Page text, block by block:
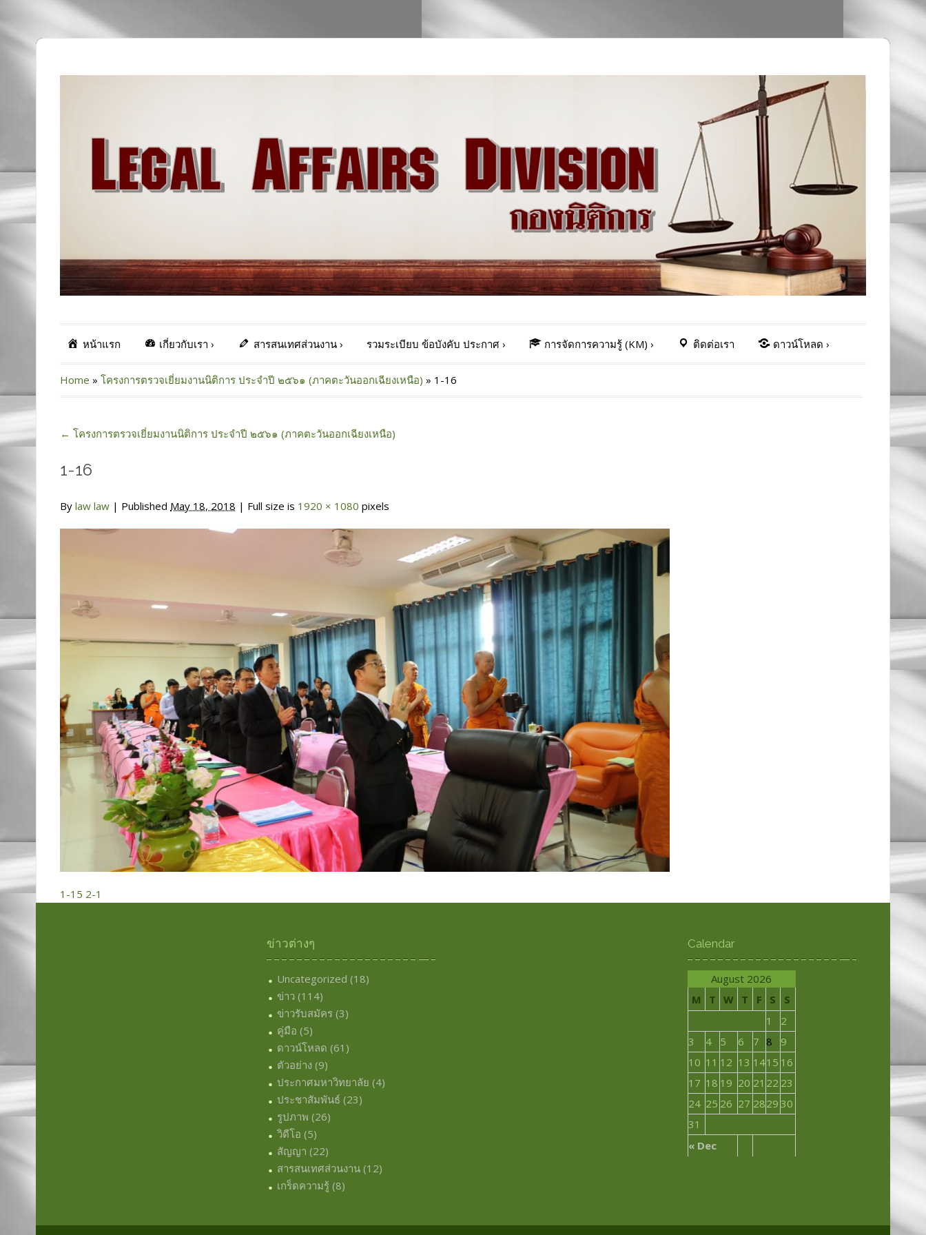
หน้าแรก เกี่ยวกับเรา › สารสนเทศส่วนงาน› รวมระเบียบ ข้อบังคับ ประกาศ› การจัดการความรู้ (KM) › ติดต่อเรา ดาวน์โหลด ›
Home » โครงการตรวจเยี่ยมงานนิติการ ประจำปี ๒๕๖๑ (ภาคตะวันออกเฉียงเหนือ) » 1-16
← โครงการตรวจเยี่ยมงานนิติการ ประจำปี ๒๕๖๑ (ภาคตะวันออกเฉียงเหนือ)
1-16
By law law | Published May 18, 2018 | Full size is 1920 × 1080 pixels
1-15 2-1
ข่าวต่างๆ
Uncategorized (18)
ข่าว (114)
ข่าวรับสมัคร (3)
คู่มือ (5)
ดาวน์โหลด (61)
ตัวอย่าง (9)
ประกาศมหาวิทยาลัย (4)
ประชาสัมพันธ์ (23)
รูปภาพ (26)
วิดีโอ (5)
สัญญา (22)
สารสนเทศส่วนงาน (12)
เกร็ดความรู้ (8)
Calendar
August 2026
M
T W T F S S
« Dec
1
2
3
4 5 6 7 8
9
10 11 12 13 1415 16
17 18 19 20 21 22 23
24 25 26 27 2829 30
31